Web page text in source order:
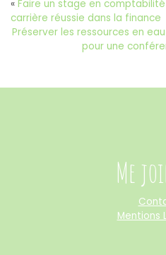
réussie dans la
finance
« Faire un stage en
carrière réussie dans la finance
Préserver les ressources en
pour une
Me
Mentions